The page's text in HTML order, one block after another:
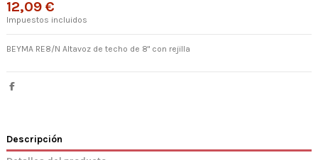
12,09 €
Impuestos incluidos
BEYMA RE8/N Altavoz de techo de 8" con rejilla
Descripción